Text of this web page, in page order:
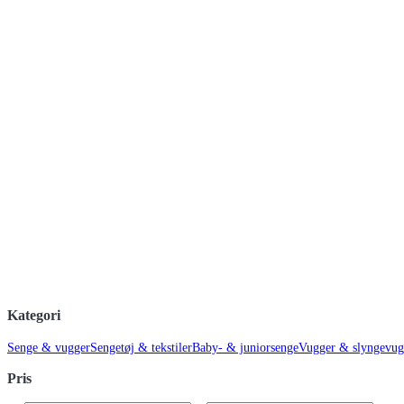
Kategori
Senge & vuggerSengetøj & tekstilerBaby- & juniorsengeVugger &
Pris